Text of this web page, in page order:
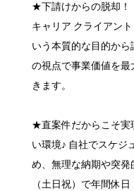
★下請けからの脱却！
キャリア クライアン
いう本質的な目的から
の視点で事業価値を
きます。
★直案件だからこそ実
い環境♪ 自社でスケジ
め、無理な納期や突発
（土日祝）で年間休日